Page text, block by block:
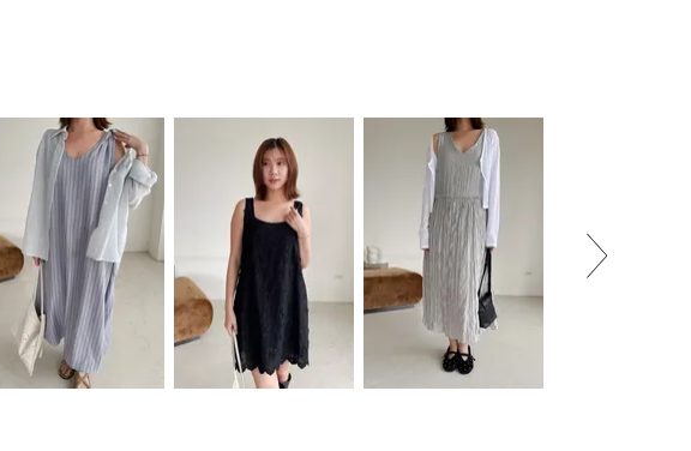
肩抓摺直紋長洋裝(附
綁帶)(直播款)
NT.1370
Connie推薦款！立體
刺繡花U領短洋裝(直播
NT.1820
皺紙雪紡背心洋裝(附
綁帶)(直播款)
NT.1990
Connie推薦款！
下拚紗細肩背心